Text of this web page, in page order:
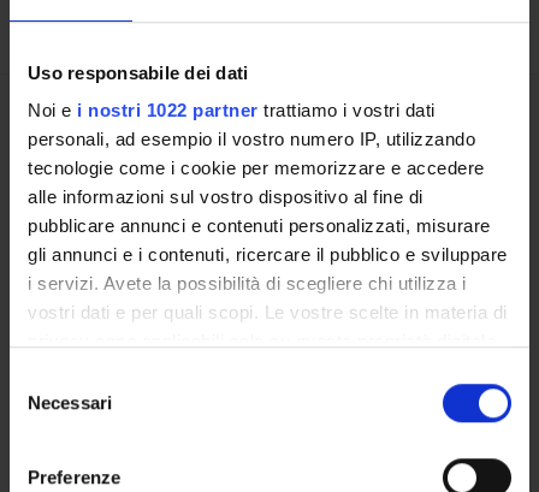
Uso responsabile dei dati
Noi e i nostri 1022 partner trattiamo i vostri dati
personali, ad esempio il vostro numero IP, utilizzando
tecnologie come i cookie per memorizzare e accedere
alle informazioni sul vostro dispositivo al fine di
pubblicare annunci e contenuti personalizzati, misurare
gli annunci e i contenuti, ricercare il pubblico e sviluppare
i servizi. Avete la possibilità di scegliere chi utilizza i
vostri dati e per quali scopi. Le vostre scelte in materia di
modificare o revocare il proprio consenso in qualsiasi
momento dalla Dichiarazione sui cookie o facendo clic
delNecessari
Preferenze
Presentazione
Come iscriversi
Insegnamenti
Calendario didattico
Piani didattici
Calendario esami
Organi collegiali e di governo